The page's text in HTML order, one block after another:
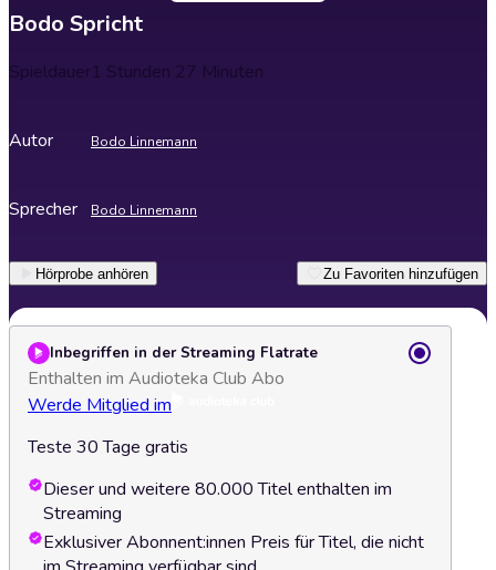
Bodo Spricht
Spieldauer1 Stunden 27 Minuten
Autor Bodo Linnemann
Sprecher Bodo Linnemann
Hörprobe anhören Zu Favoriten hinzufügen
Inbegriffen in der Streaming Flatrate
Enthalten im Audioteka Club Abo
Werde Mitglied im
Teste 30 Tage gratis
Dieser und weitere 80.000 Titel enthalten im
Streaming
Exklusiver Abonnent:innen Preis für Titel, die nicht